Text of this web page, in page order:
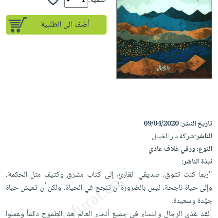
إختياراتنا
كتب
أكاديمية
صندوق
القراءة
English
iKitab
بلا
حدود
أسئلة
يتكرر
على
Android
تحميل
iKitab
على
Apple
أسئلة
يتكرر
طرحها
تحميل
masmu3
على
على
Apple
المواضيع
الأكثر
مبيعاً
إختياراتنا
وسائل
جوائز
تعليمية
الصحة
والعناية
الشخصية
جديد
العناية
الشخصية
العناية
وتصفيف
الشعر
العناية
بالجسم
والسفرة
جديد
الكل
أواني
الطهي
أدوات
متجر
الهدايا
أقسام
أضف الى الطلبية
تاريخ النشر:09/04/2020
الناشر:شركة دار الخيال
النوع:ورقي غلاف عادي
نبذة الناشر:
‏"ربما كنت تتوق، صديقي القارئ، إلى كتاب مشرق وكثيف مثل الحكمة،
وإلى حياة ناجحة، ليس بالضرورة ‏أن تنجح في الحياة، ولكن أن تعيش حياة
جيّدة وسعيدة.‏ ‎
‎ لقد غذى الرجال والنساء في جميع أنحاء العالم هذا الطموح دائماً وعملوا